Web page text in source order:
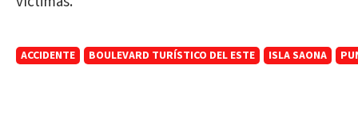
ACCIDENTE BOULEVARD TURÍSTICO DEL ESTE ISLA SAONA